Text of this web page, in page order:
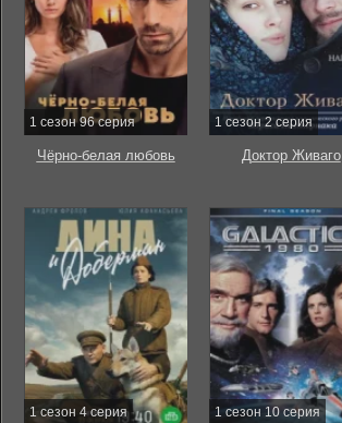
1 сезон 96 серия
Чёрно-белая любовь
1 сезон 2 серия
Доктор Живаго
1 сезон 4 серия 1 сезон 10 серия